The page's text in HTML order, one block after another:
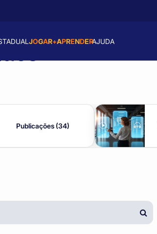
JOGAR+APRENDERAJUDA
Publicações (34)